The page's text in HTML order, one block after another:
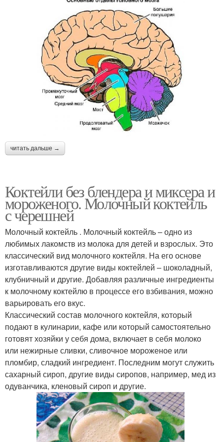
читать дальше →
Коктейли без блендера и миксера и
мороженого. Молочный коктейль
с черешней
Молочный коктейль . Молочный коктейль – одно из
любимых лакомств из молока для детей и взрослых. Это
классический вид молочного коктейля. На его основе
изготавливаются другие виды коктейлей – шоколадный,
клубничный и другие. Добавляя различные ингредиенты
к молочному коктейлю в процессе его взбивания, можно
варьировать его вкус.
Классический состав молочного коктейля, который
подают в кулинарии, кафе или который самостоятельно
готовят хозяйки у себя дома, включает в себя молоко
или нежирные сливки, сливочное мороженое или
пломбир, сладкий ингредиент. Последним могут служить
сахарный сироп, другие виды сиропов, например, мед из
одуванчика, кленовый сироп и другие.